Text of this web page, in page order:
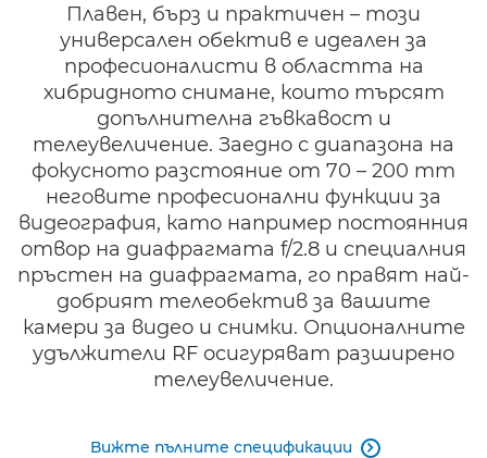
Плавен, бърз и практичен – този
универсален обектив е идеален за
професионалисти в областта на
хибридното снимане, които търсят
допълнителна гъвкавост и
телеувеличение. Заедно с диапазона на
фокусното разстояние от 70 – 200 mm
неговите професионални функции за
видеография, като например постоянния
отвор на диафрагмата f/2.8 и специалния
пръстен на диафрагмата, го правят най-
добрият телеобектив за вашите
камери за видео и снимки. Опционалните
удължители RF осигуряват разширено
телеувеличение.
Вижте пълните спецификации 